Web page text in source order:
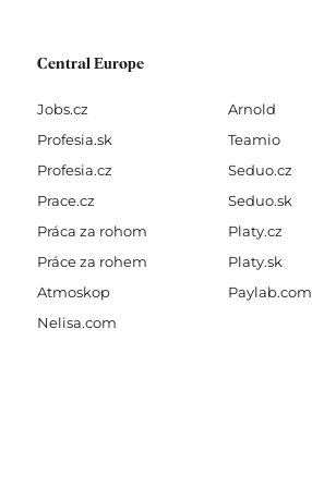
Central Europe
Jobs.cz
Profesia.sk
Profesia.cz
Prace.cz
Práca za rohom
Práce za rohem
Atmoskop
Nelisa.com
Arnold
Teamio
Seduo.cz
Seduo.sk
Platy.cz
Platy.sk
Paylab.com